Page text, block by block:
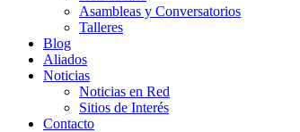
Asambleas y Conversatorios
Talleres
Blog
Aliados
Noticias
Noticias en Red
Sitios de Interés
Contacto